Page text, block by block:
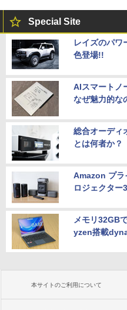
Special Site
レイズのパワ
色登場!!
AIスマートノ
なぜ魅力的な
総合オーディ
とは何者か？
Amazon プラ
ロジェクター
メモリ32GB
yzen搭載
本サイトのご利用について